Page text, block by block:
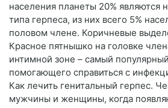
населения планеты 20% являются
типа герпеса, из них всего 5%
половом члене. Коричневые
Красное пятнышко на головке
интимной зоне – самый
помогающего справиться с
Как лечить генитальный герпес.
мужчины и женщины, когда